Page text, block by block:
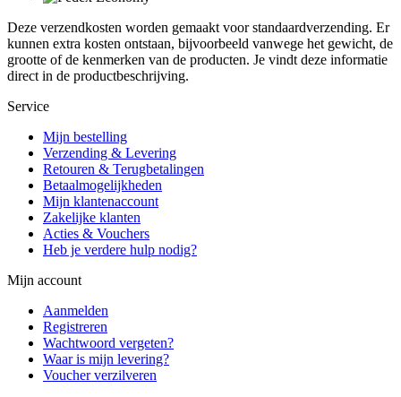
Deze verzendkosten worden gemaakt voor standaardverzending. Er
kunnen extra kosten ontstaan, bijvoorbeeld vanwege het gewicht, de
grootte of de kenmerken van de producten. Je vindt deze informatie
direct in de productbeschrijving.
Service
Mijn bestelling
Verzending & Levering
Retouren & Terugbetalingen
Betaalmogelijkheden
Mijn klantenaccount
Zakelijke klanten
Acties & Vouchers
Heb je verdere hulp nodig?
Mijn account
Aanmelden
Registreren
Wachtwoord vergeten?
Waar is mijn levering?
Voucher verzilveren